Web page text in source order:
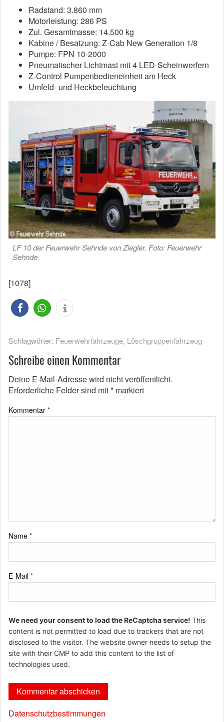
Radstand: 3.860 mm
Motorleistung: 286 PS
Zul. Gesamtmasse: 14.500 kg
Kabine / Besatzung: Z-Cab New Generation 1/8
Pumpe: FPN 10-2000
Pneumatischer Lichtmast mit 4 LED-Scheinwerfern
Z-Control Pumpenbedieneinheit am Heck
Umfeld- und Heckbeleuchtung
LF 10 der Feuerwehr Sehnde von Ziegler. Foto: Feuerwehr
Sehnde
[1078]
Schlagwörter: Feuerwehrfahrzeuge, Löschgruppenfahrzeug
Schreibe einen Kommentar
Deine E-Mail-Adresse wird nicht veröffentlicht.
Erforderliche Felder sind mit* markiert
Kommentar *
Name *
E-Mail *
We need your consent to load the ReCaptcha service! This
content is not permitted to load due to trackers that are not
disclosed to the visitor. The website owner needs to setup the
site with their CMP to add this content to the list of
technologies used.
Datenschutzbestimmungen